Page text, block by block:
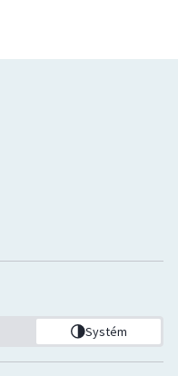
Systém